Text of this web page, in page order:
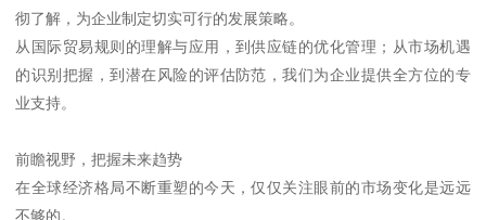
彻了解，为企业制定切实可行的发展策略。
从国际贸易规则的理解与应用，到供应链的优化管理；从市场机遇
的识别把握，到潜在风险的评估防范，我们为企业提供全方位的专
业支持。
前瞻视野，把握未来趋势
在全球经济格局不断重塑的今天，仅仅关注眼前的市场变化是远远
不够的。